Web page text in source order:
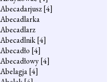
Abecadarjusz[4]
Abecadlarka
Abecadlarz
Abecadlnik[4]
Abecadło [4]
Abecadłowy[4]
Abelagja[4]